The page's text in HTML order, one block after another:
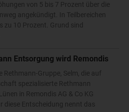
von 5 bis 7 Prozent über die
angekündigt. In Teilbereichen
zu 10 Prozent. Grund sind
Entsorgung wird Remondis
Gruppe, Selm, die auf
spezialisierte Rethmann
in Remondis AG & Co KG
diese Entscheidung nennt das